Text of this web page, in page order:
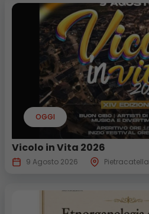
OGGI
Vicolo in Vita 2026
9 Agosto 2026 Pietracatella